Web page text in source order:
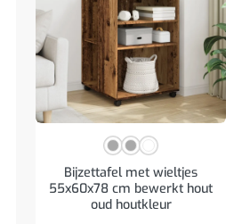
Bijzettafel met wieltjes
55x60x78 cm bewerkt hout
oud houtkleur